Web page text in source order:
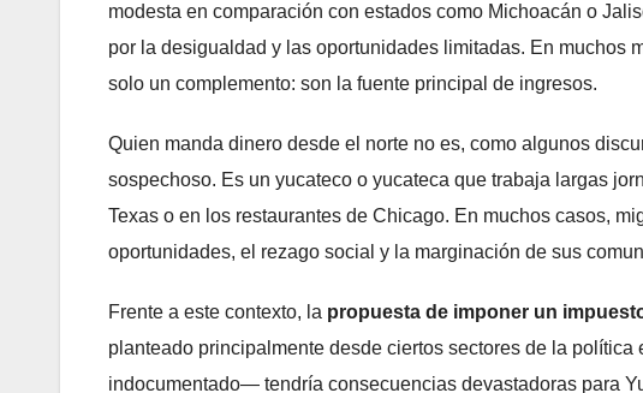
modesta en comparación con estados como Michoacán o
por la desigualdad y las oportunidades limitadas. En muchos
solo un complemento: son la fuente principal de ingresos.
Quien manda dinero desde el norte no es, como algunos
sospechoso. Es un yucateco o yucateca que trabaja largas
Texas o en los restaurantes de Chicago. En muchos casos,
oportunidades, el rezago social y la marginación de sus
Frente a este contexto, la propuesta de imponer un
planteado principalmente desde ciertos sectores de la
indocumentado— tendría consecuencias devastadoras para